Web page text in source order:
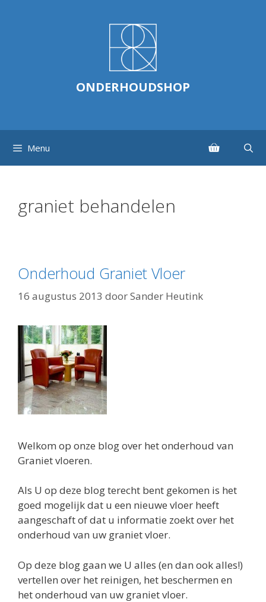
ONDERHOUDSHOP
Menu
graniet behandelen
Onderhoud Graniet Vloer
16 augustus 2013 doorSander Heutink
Welkom op onze blog over het onderhoud van
Graniet vloeren.
Als U op deze blog terecht bent gekomen is het
goed mogelijk dat u een nieuwe vloer heeft
aangeschaft of dat u informatie zoekt over het
onderhoud van uw graniet vloer.
Op deze blog gaan we U alles (en dan ook alles!)
vertellen over het reinigen, het beschermen en
het onderhoud van uw graniet vloer.